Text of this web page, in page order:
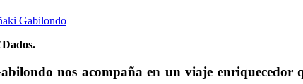
nos acompaña en un viaje enriquecedor